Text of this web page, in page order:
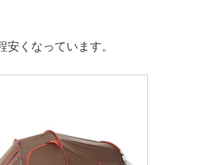
安くなっています。